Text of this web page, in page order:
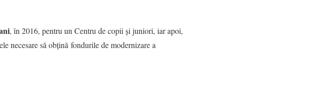
, în 2016, pentru un Centru de copii și juniori, iar apoi,
necesare să obțină fondurile de modernizare a